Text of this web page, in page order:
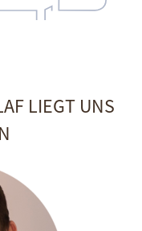
LIEGT UNS